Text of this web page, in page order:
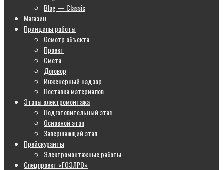
Blog — Classic
Магазин
Принципы работы
Осмотр объекта
Проект
Смета
Договор
Инженерный надзор
Поставка материалов
Этапы электромонтажа
Подготовительный этап
Основной этап
Завершающий этап
Прейскуранты
Электромонтажные работы
Спецпроект «ГОЭЛРО»